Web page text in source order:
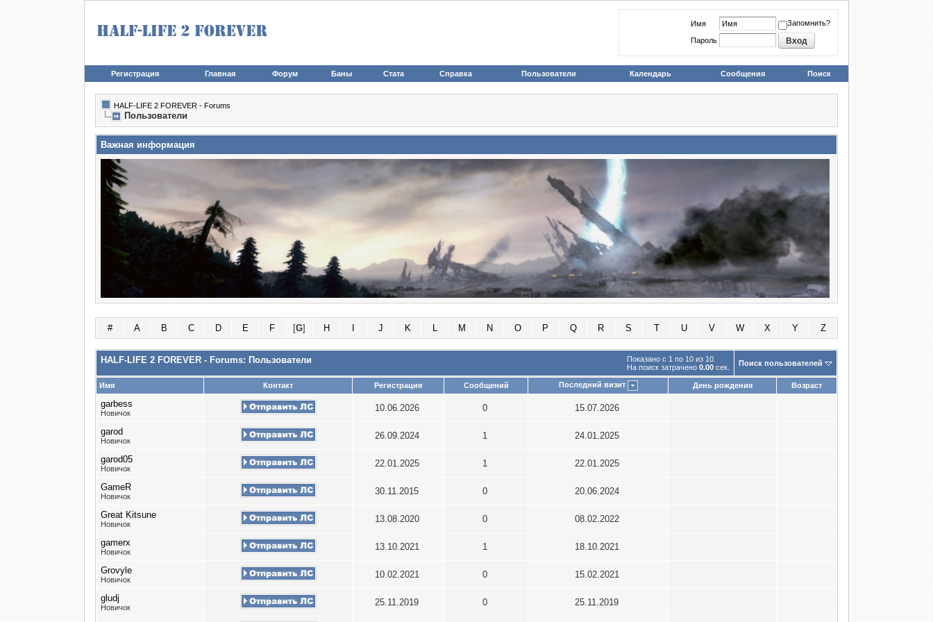
Имя Запомнить?
Пароль
Регистрация Главная Форум Баны Стата Справка Пользователи Календарь Сообщения Поиск
HALF-LIFE 2 FOREVER - Forums
Пользователи
Важная информация
# A B C D E F [G] H J K L M N O P Q R S T U V W X Y Z
Показано с 1 по 10 из 10.
На поиск затрачено 0.00 сек.
HALF-LIFE 2 FOREVER - Forums: Пользователи Поиск пользователей
Имя Контакт Регистрация Сообщений Последний визит День рождения Возраст
garbess
Новичок 10.06.2026 0 15.07.2026
garod
Новичок 26.09.2024 1 24.01.2025
garod05
Новичок 22.01.2025 1 22.01.2025
GameR
Новичок 30.11.2015 0 20.06.2024
Great Kitsune
Новичок 13.08.2020 0 08.02.2022
gamerx
Новичок 13.10.2021 1 18.10.2021
Grovyle
Новичок 10.02.2021 0 15.02.2021
gludj
Новичок 25.11.2019 0 25.11.2019